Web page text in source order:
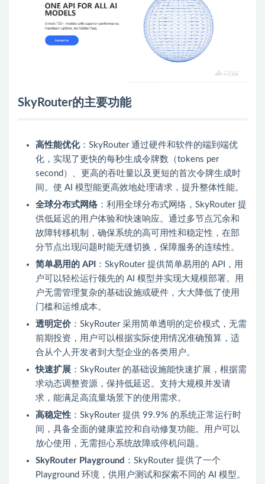
SkyRouter的主要功能
高性能优化：SkyRouter 通过硬件和软件的端到端优
化，实现了更快的每秒生成令牌数（tokens per
second）、更高的吞吐量以及更短的首次令牌生成时
间。使 AI 模型能更高效地处理请求，提升整体性能。
全球分布式网络：利用全球分布式网络，SkyRouter 提
供低延迟的用户体验和快速响应。通过多节点冗余和
故障转移机制，确保系统的高可用性和稳定性，在部
分节点出现问题时能无缝切换，保障服务的连续性。
简单易用的 API
：SkyRouter 提供简单易用的 API，用
户可以轻松运行领先的 AI 模型并实现大规模部署。用
户无需管理复杂的基础设施或硬件，大大降低了使用
门槛和运维成本。
透明定价 ：SkyRouter 采用简单透明的定价模式，无需
前期投资，用户可以根据实际使用情况准确预算，适
合从个人开发者到大型企业的各类用户。
快速扩展 ：SkyRouter 的基础设施能快速扩展，根据需
求动态调整资源，保持低延迟。支持大规模并发请
求，能满足高流量场景下的使用需求。
高稳定性 ：SkyRouter 提供 99.9% 的系统正常运行时
间，具备全面的健康监控和自动修复功能。用户可以
放心使用，无需担心系统故障或停机问题。
SkyRouter Playground ：SkyRouter 提供了一个
Playground 环境，供用户测试和探索不同的 AI 模型。